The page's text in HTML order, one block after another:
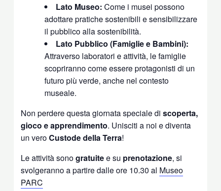
Lato Museo: Come i musei possono
adottare pratiche sostenibili e sensibilizzare
il pubblico alla sostenibilità.
Lato Pubblico (Famiglie e Bambini):
Attraverso laboratori e attività, le famiglie
scopriranno come essere protagonisti di un
futuro più verde, anche nel contesto
museale.
Non perdere questa giornata speciale discoperta,
gioco e apprendimento. Unisciti a noi e diventa
un veroCustode della Terra!
Le attività sonogratuitee su prenotazione, si
svolgeranno a partire dalle ore 10.30 al Museo
PARC